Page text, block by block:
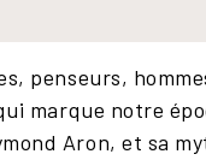
penseurs,
marque notre
Aron, et sa